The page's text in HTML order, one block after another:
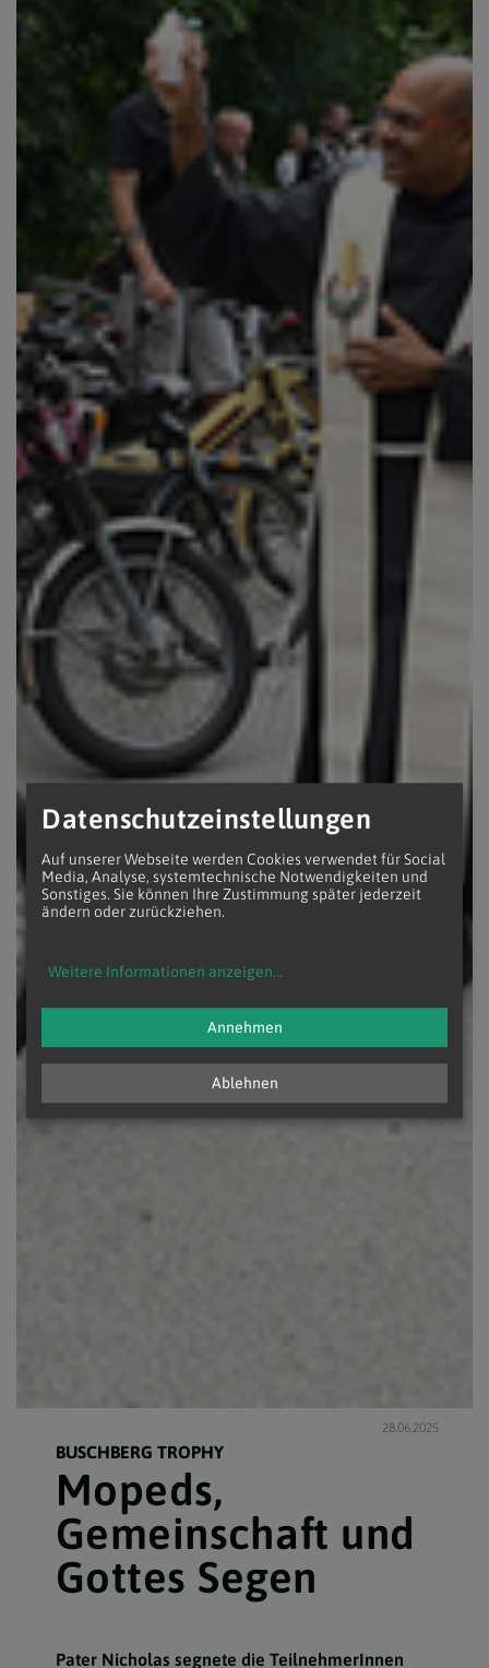
28.06.2025
BUSCHBERG TROPHY
Mopeds,
Gemeinschaft und
Gottes Segen
Pater Nicholas segnete die TeilnehmerInnen
Datenschutzeinstellungen
Auf unserer Webseite werden Cookies verwendet für Social
Media, Analyse, systemtechnische Notwendigkeiten und
Sonstiges. Sie können Ihre Zustimmung später jederzeit
ändern oder zurückziehen.
Weitere Informationen anzeigen...
Ablehnen
Annehmen